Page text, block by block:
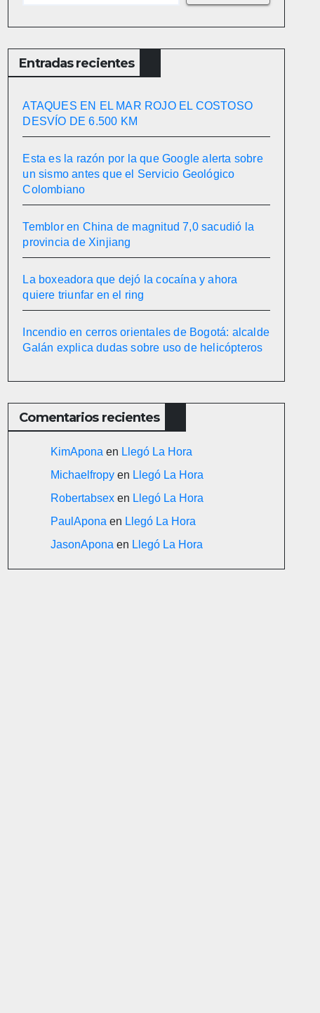
Entradas recientes
ATAQUES EN EL MAR ROJO EL COSTOSO
DESVÍO DE 6.500 KM
Esta es la razón por la que Google alerta sobre
un sismo antes que el Servicio Geológico
Colombiano
Temblor en China de magnitud 7,0 sacudió la
provincia de Xinjiang
La boxeadora que dejó la cocaína y ahora
quiere triunfar en el ring​
Incendio en cerros orientales de Bogotá: alcalde
Galán explica dudas sobre uso de helicópteros
Comentarios recientes
KimApona en Llegó La Hora
Michaelfropy en Llegó La Hora
Robertabsex en Llegó La Hora
PaulApona en Llegó La Hora
JasonApona en Llegó La Hora